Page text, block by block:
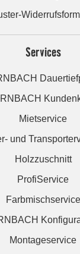
Services
Mietservice
und
Holzzuschnitt
ProfiService
Farbmischservice
Montageservice